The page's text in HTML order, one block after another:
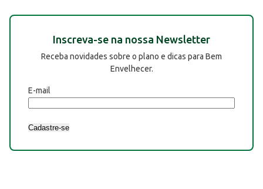
Inscreva-se na nossa Newsletter
Receba novidades sobre o plano e dicas para Bem
Envelhecer.
E-mail
Cadastre-se